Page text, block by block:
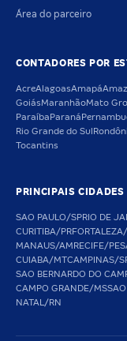
Área do parceiro
CONTADORES POR
AcreAlagoasAmapá
GoiásMaranhãoMato
Paraíba Paraná
Rio Grande do Sul
Tocantins
PRINCIPAIS CIDADES
SAO PAULO/SPRIO DE
CURITIBA/PR
MANAUS/AMRECIFE/PE
CUIABA/MTCAMPINAS/
SAO BERNARDO DO
CAMPO GRANDE/MS
NATAL/RN